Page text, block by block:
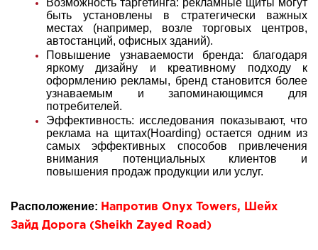
быть установлены в стратегически важных
местах (например, возле торговых центров,
автостанций, офисных зданий).
Повышение узнаваемости бренда: благодаря
яркому дизайну и креативному подходу к
оформлению рекламы, бренд становится более
узнаваемым и запоминающимся для
потребителей.
Эффективность: исследования показывают, что
реклама на щитах(Hoarding) остается одним из
самых эффективных способов привлечения
внимания потенциальных клиентов и
повышения продаж продукции или услуг.
Расположение: Напротив Onyx Towers, Шейх
Зайд Дорога (Sheikh Zayed Road)